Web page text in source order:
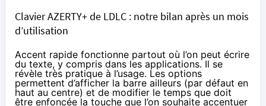
Clavier AZERTY+ de LDLC : notre bilan après un mois
d’utilisation
Accent rapide fonctionne partout où l’on peut écrire
du texte, y compris dans les applications. Il se
révèle très pratique à l’usage. Les options
permettent d’afficher la barre ailleurs (par défaut en
haut au centre) et de modifier le temps que doit
être enfoncée la touche que l’on souhaite accentuer